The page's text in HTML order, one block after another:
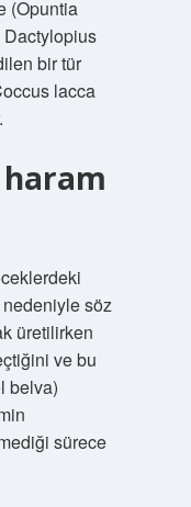
(Opuntia
bir tür
lacca
nedeniyle söz
üretilirken
ve bu
belva)
sürece